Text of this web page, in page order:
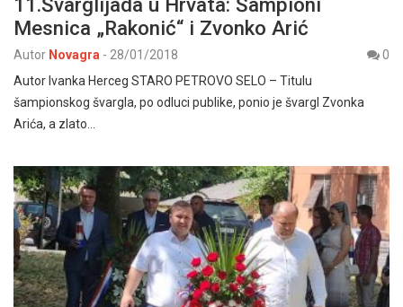
Mesnica „Rakonić“ i Zvonko Arić
Autor Novagra - 28/01/2018
0
Autor Ivanka Herceg STARO PETROVO SELO – Titulu
šampionskog švargla, po odluci publike, ponio je švargl Zvonka
Arića, a zlato…